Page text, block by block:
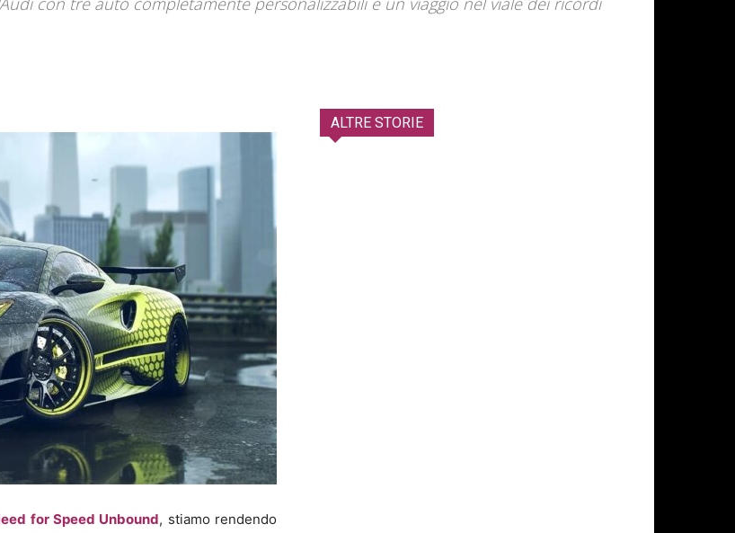
for Speed Unbound, stiamo rendendo
ALTRE STORIE